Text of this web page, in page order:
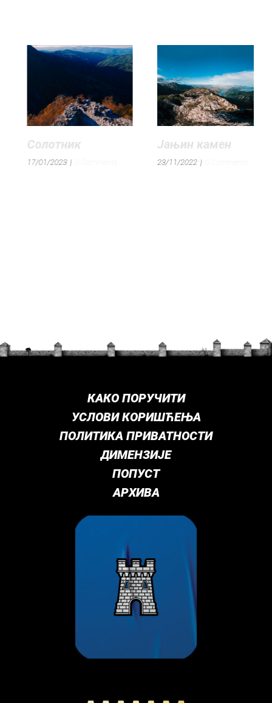
Солотник
17/01/2023 | 0 Comments
Јањин камен
23/11/2022 | 0 Comments
КАКО ПОРУЧИТИ
УСЛОВИ КОРИШЋЕЊА
ПОЛИТИКА ПРИВАТНОСТИ
ДИМЕНЗИЈЕ
ПОПУСТ
АРХИВА